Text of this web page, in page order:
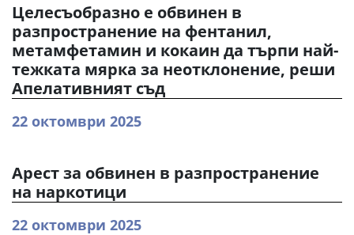
Целесъобразно е обвинен в
разпространение на фентанил,
метамфетамин и кокаин да търпи най-
тежката мярка за неотклонение, реши
Апелативният съд
22 октомври 2025
Арест за обвинен в разпространение
на наркотици
22 октомври 2025